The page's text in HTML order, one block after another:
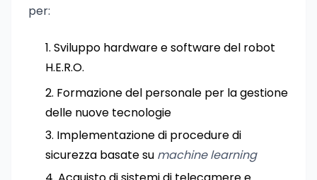
per:
Sviluppo hardware e software del robot
H.E.R.O.
Formazione del personale per la gestione
delle nuove tecnologie
Implementazione di procedure di
sicurezza basate su machine learning